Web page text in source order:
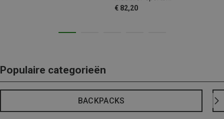
€ 82,20
Populaire categorieën
BACKPACKS